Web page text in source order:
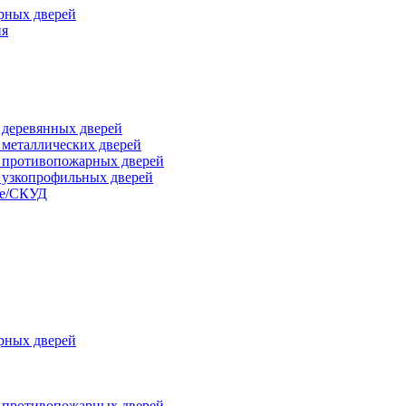
дверей
дверей
дверей
дверей
дверей
СКУД
дверей